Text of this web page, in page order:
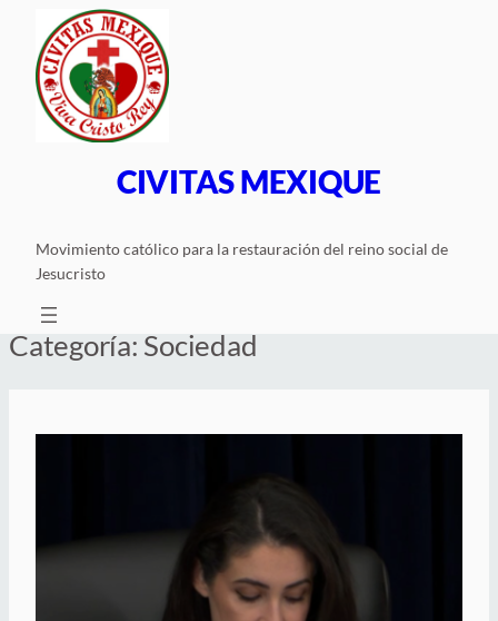
contenido
CIVITAS MEXIQUE
Movimiento católico para la restauración del reino social de
Jesucristo
Categoría:Sociedad